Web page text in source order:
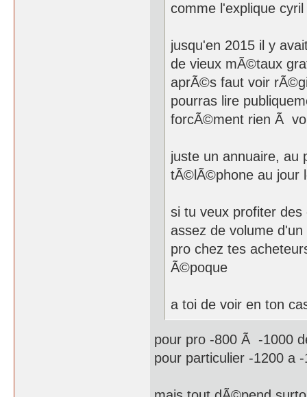
comme l'explique
jusqu'en 2015 il y
de vieux mÃ©taux
aprÃ©s faut voir
pourras lire
forcÃ©ment rien Ã
juste un annuaire, au
tÃ©lÃ©phone au jour
si tu veux profiter
assez de volume
pro chez tes
Ã©poque
a toi de voir en ton
pour pro -800 Ã -1000
pour particulier -1200 a